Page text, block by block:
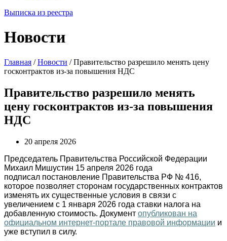
Выписка из реестра
Новости
Главная /Новости /Правительство разрешило менять цену
госконтрактов из-за повышения НДС
Правительство разрешило менять
цену госконтрактов из-за повышения
НДС
20 апреля 2026
Председатель Правительства Российской Федерации
Михаил Мишустин 15 апреля 2026 года
подписал постановление Правительства РФ № 416,
которое позволяет сторонам государственных контрактов
изменять их существенные условия в связи с
увеличением с 1 января 2026 года ставки налога на
добавленную стоимость. Документ опубликован на
официальном интернет-портале правовой информации и
уже вступил в силу.